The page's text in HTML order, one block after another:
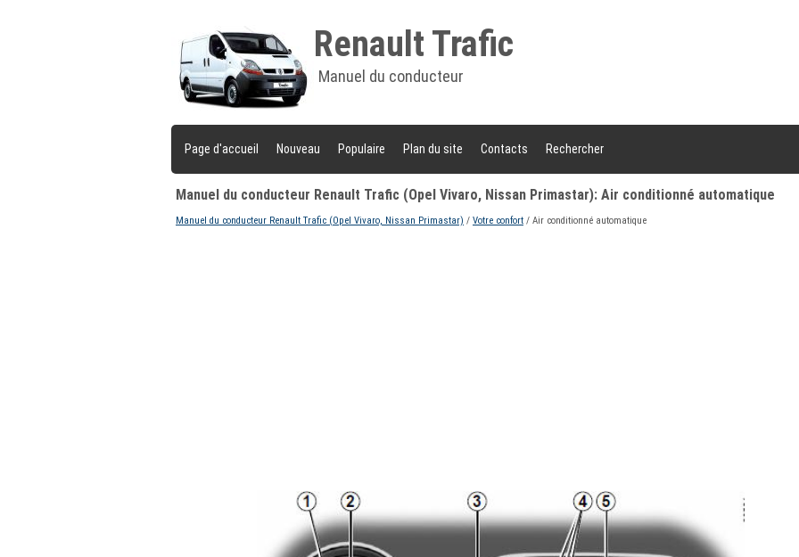
Renault Trafic
Manuel du conducteur
Page d'accueil Nouveau Populaire Plan du site Contacts Rechercher
Manuel du conducteur Renault Trafic (Opel Vivaro, Nissan Primastar): Air conditionné automatique
Manuel du conducteur Renault Trafic (Opel Vivaro, Nissan Primastar) / Votre confort / Air conditionné automatique